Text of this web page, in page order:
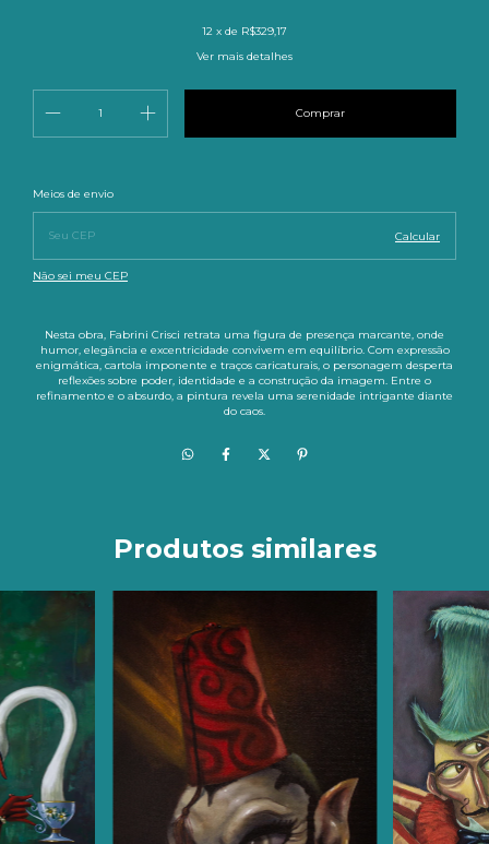
12 x de R$329,17
Ver mais detalhes
Entregas para o CEP:
Meios de envio
Calcular
Não sei meu CEP
Nesta obra, Fabrini Crisci retrata uma figura de presença marcante, onde
humor, elegância e excentricidade convivem em equilíbrio. Com expressão
enigmática, cartola imponente e traços caricaturais, o personagem desperta
reflexões sobre poder, identidade e a construção da imagem. Entre o
refinamento e o absurdo, a pintura revela uma serenidade intrigante diante
do caos.
Produtos similares